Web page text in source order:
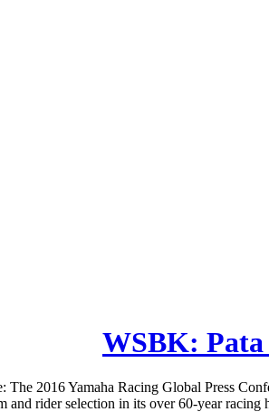
WSBK: Pata
2016 Yamaha Racing Global Press
and rider selection in its over 60-year